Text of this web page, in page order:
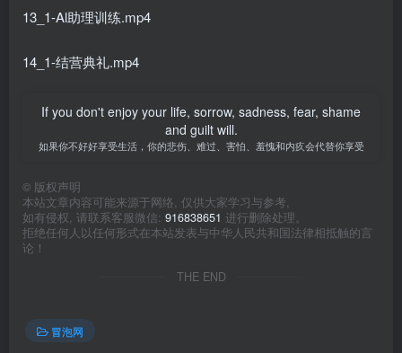
13_1-Al助理训练.mp4
14_1-结营典礼.mp4
If you don't enjoy your life, sorrow, sadness, fear, shame
and guilt will.
如果你不好好享受生活，你的悲伤、难过、害怕、羞愧和内疚会代替你享受
© 版权声明
本站文章内容可能来源于网络, 仅供大家学习与参考,
如有侵权, 请联系客服微信: 916838651 进行删除处理。
拒绝任何人以任何形式在本站发表与中华人民共和国法律相抵触的言
论！
THE END
冒泡网